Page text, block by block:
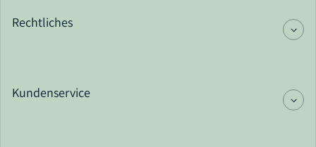
Rechtliches
Kundenservice